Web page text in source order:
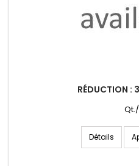
RÉDUCTION :
Détails